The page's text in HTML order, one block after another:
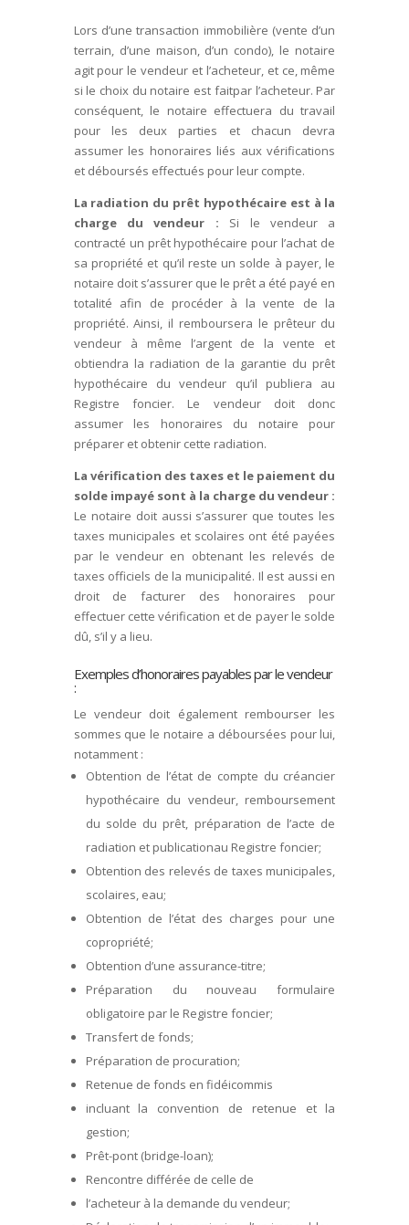
Lors d’une transaction immobilière (vente d’un
terrain, d’une maison, d’un condo), le notaire
agit pour le vendeur et l’acheteur, et ce, même
si le choix du notaire est faitpar l’acheteur. Par
conséquent, le notaire effectuera du travail
pour les deux parties et chacun devra
assumer les honoraires liés aux vérifications
et déboursés effectués pour leur compte.
La radiation du prêt hypothécaire est à la
charge du vendeur : Si le vendeur a
contracté un prêt hypothécaire pour l’achat de
sa propriété et qu’il reste un solde à payer, le
notaire doit s’assurer que le prêt a été payé en
totalité afin de procéder à la vente de la
propriété. Ainsi, il remboursera le prêteur du
vendeur à même l’argent de la vente et
obtiendra la radiation de la garantie du prêt
hypothécaire du vendeur qu’il publiera au
Registre foncier. Le vendeur doit donc
assumer les honoraires du notaire pour
préparer et obtenir cette radiation.
La vérification des taxes et le paiement du
solde impayé sont à la charge duvendeur :
Le notaire doit aussi s’assurer que toutes les
taxes municipales et scolaires ont été payées
par le vendeur en obtenant les relevés de
taxes officiels de la municipalité. Il est aussi en
droit de facturer des honoraires pour
effectuer cette vérification et de payer le solde
dû, s’il y a lieu.
Exemples d’honoraires payables par le vendeur
:
Le vendeur doit également rembourser les
sommes que le notaire a déboursées pour lui,
notamment :
Obtention de l’état de compte du créancier
hypothécaire du vendeur, remboursement
du solde du prêt, préparation de l’acte de
radiation et publicationau Registre foncier;
Obtention des relevés de taxes municipales,
scolaires, eau;
Obtention de l’état des charges pour une
copropriété;
Obtention d’une assurance-titre;
Préparation du nouveau formulaire
obligatoire par le Registre foncier;
Transfert de fonds;
Préparation de procuration;
Retenue de fonds en fidéicommis
incluant la convention de retenue et la
gestion;
Prêt-pont (bridge-loan);
Rencontre différée de celle de
l’acheteur à la demande du vendeur;